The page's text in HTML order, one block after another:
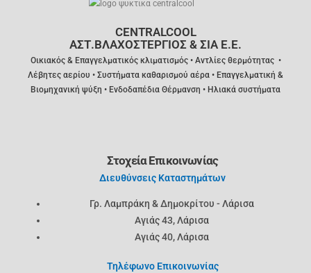
CENTRALCOOL
ΑΣΤ.ΒΛΑΧΟΣΤΕΡΓΙΟΣ & ΣΙΑ Ε.Ε.
Οικιακός & Επαγγελματικός κλιματισμός • Αντλίες θερμότητας •
Λέβητες αερίου • Συστήματα καθαρισμού αέρα • Επαγγελματική &
Βιομηχανική ψύξη • Ενδοδαπέδια Θέρμανση • Ηλιακά συστήματα
Στοχεία Επικοινωνίας
Διευθύνσεις Καταστημάτων
Γρ. Λαμπράκη & Δημοκρίτου - Λάρισα
Αγιάς 43, Λάρισα
Αγιάς 40, Λάρισα
Τηλέφωνο Επικοινωνίας